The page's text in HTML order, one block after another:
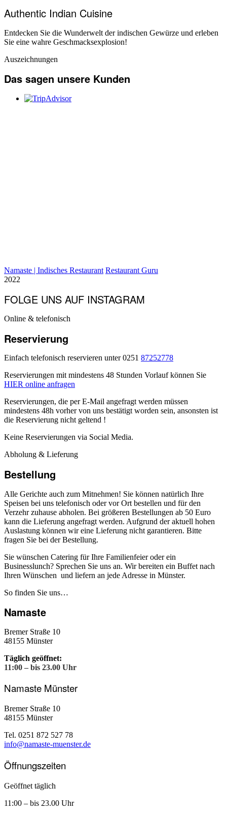
Authentic Indian Cuisine
Entdecken Sie die Wunderwelt der indischen Gewürze und erleben
Sie eine wahre Geschmacksexplosion!
Auszeichnungen
Das sagen unsere Kunden
Namaste | Indisches Restaurant Restaurant Guru
2022
FOLGE UNS AUF INSTAGRAM
Online & telefonisch
Reservierung
Einfach telefonisch reservieren unter 0251 87252778
Reservierungen mit mindestens 48 Stunden Vorlauf können Sie
HIER online anfragen
Reservierungen, die per E-Mail angefragt werden müssen
mindestens 48h vorher von uns bestätigt worden sein, ansonsten ist
die Reservierung nicht geltend !
Keine Reservierungen via Social Media.
Abholung & Lieferung
Bestellung
Alle Gerichte auch zum Mitnehmen! Sie können natürlich Ihre
Speisen bei uns telefonisch oder vor Ort bestellen und für den
Verzehr zuhause abholen. Bei größeren Bestellungen ab 50 Euro
kann die Lieferung angefragt werden. Aufgrund der aktuell hohen
Auslastung können wir eine Lieferung nicht garantieren. Bitte
fragen Sie bei der Bestellung.
Sie wünschen Catering für Ihre Familienfeier oder ein
Businesslunch? Sprechen Sie uns an. Wir bereiten ein Buffet nach
Ihren Wünschen und liefern an jede Adresse in Münster.
So finden Sie uns…
Namaste
Bremer Straße 10
48155 Münster
Täglich geöffnet:
11:00 – bis 23.00 Uhr
Namaste Münster
Bremer Straße 10
48155 Münster
Tel. 0251 872 527 78
info@namaste-muenster.de
Öffnungszeiten
Geöffnet täglich
11:00 – bis 23.00 Uhr